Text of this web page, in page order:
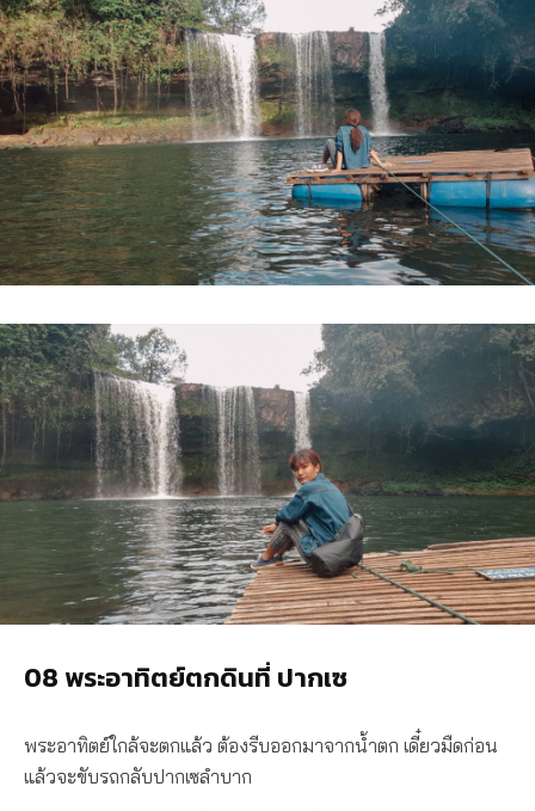
08พระอาทิตย์ตกดินที่ ปากเซ
พระอาทิตย์ใกล้จะตกแล้ว ต้องรีบออกมาจากน้ำตก เดี๋ยวมืดก่อน
แล้วจะขับรถกลับปากเซลำบาก